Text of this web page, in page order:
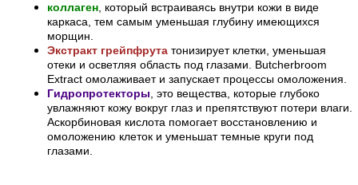
коллаген , который встраиваясь внутри кожи в виде
каркаса, тем самым уменьшая глубину имеющихся
морщин.
Экстракт грейпфрута тонизирует клетки, уменьшая
отеки и осветляя область под глазами. Butcherbroom
Extract омолаживает и запускает процессы омоложения.
Гидропротекторы , это вещества, которые глубоко
увлажняют кожу вокруг глаз и препятствуют потери влаги.
Аскорбиновая кислота помогает восстановлению и
омоложению клеток и уменьшат темные круги под
глазами.